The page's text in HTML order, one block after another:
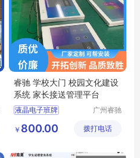
睿驰 学校大门 校园文化建设
系统 家长接送管理平台
液晶电子班牌
自助测温系统
多媒体终端交互一体机
广州睿驰
公司
￥ 800.00 拨打电话